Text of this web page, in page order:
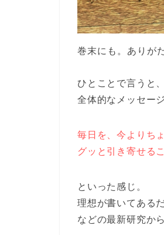
巻末にも。ありが
ひとことで言うと
全体的なメッセー
毎日を、今よりち
グッと引き寄せる
といった感じ。
理想が書いてある
などの最新研究か